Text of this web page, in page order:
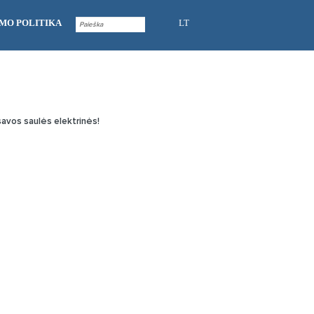
LT
POLITIKA
saulės elektrinės!